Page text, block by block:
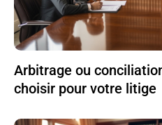
Arbitrage ou
choisir pour votre litige